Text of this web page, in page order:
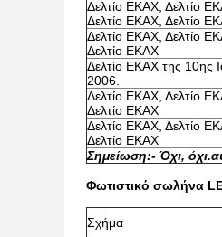
Δελτίο ΕΚΑΧ, Δελτίο
Δελτίο ΕΚΑΧ, Δελτίο
Δελτίο ΕΚΑΧ, Δελτίο
Δελτίο ΕΚΑΧ
Δελτίο ΕΚΑΧ της 10ης
2006.
Δελτίο ΕΚΑΧ, Δελτίο
Δελτίο ΕΚΑΧ
Δελτίο ΕΚΑΧ, Δελτίο
Δελτίο ΕΚΑΧ
Σημείωση:- Όχι, όχι.
Φωτιστικό σωλήνα
Σχήμα